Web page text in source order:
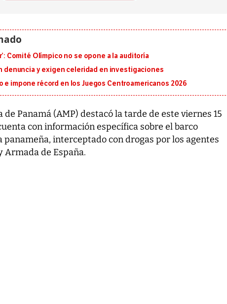
Comité Olímpico no se opone a la auditoría
denuncia y exigen celeridad en investigaciones
e impone récord en los Juegos Centroamericanos 2026
Panamá (AMP) destacó la tarde de este viernes 15
con información específica sobre el barco
panameña, interceptado con drogas por los agentes
Armada de España.